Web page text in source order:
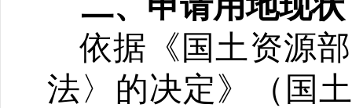
依据《国土资源
法〉的决定》（国